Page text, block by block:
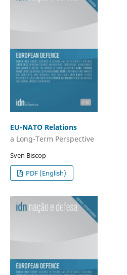
EU-NATO Relations
a Long-Term Perspective
Sven Biscop
PDF (English)